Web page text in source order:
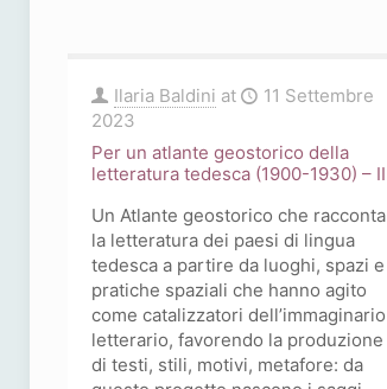
Ilaria Baldini at
11 Settembre
2023
Per un atlante geostorico della
letteratura tedesca (1900-1930) – II
Un Atlante geostorico che racconta
la letteratura dei paesi di lingua
tedesca a partire da luoghi, spazi e
pratiche spaziali che hanno agito
come catalizzatori dell’immaginario
letterario, favorendo la produzione
di testi, stili, motivi, metafore: da